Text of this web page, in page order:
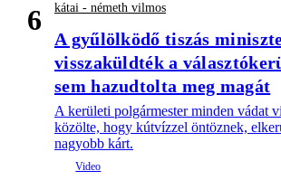
6 kátai - németh vilmos
A gyűlölködő tiszás
visszaküldték a
sem hazudtolta meg magát
A kerületi polgármester minden vádat
közölte, hogy kútvízzel öntöznek,
nagyobb kárt.